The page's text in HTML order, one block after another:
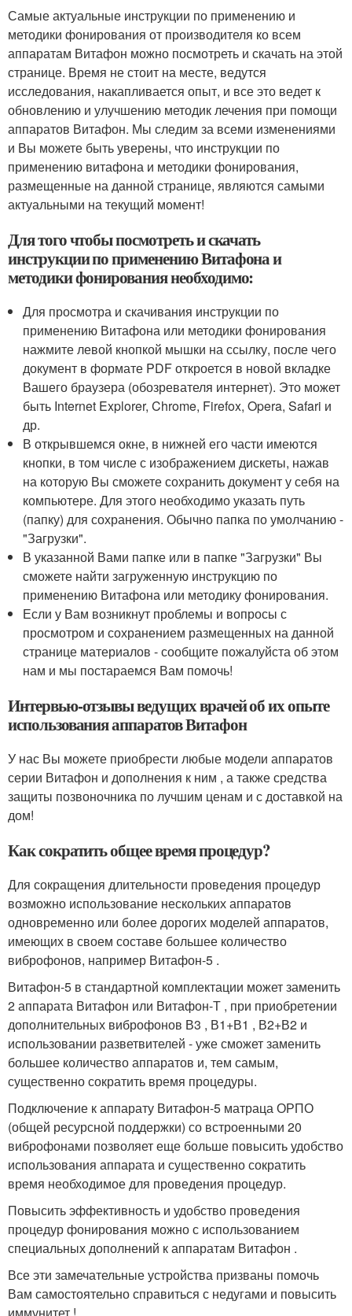
Самые актуальные инструкции по применению и
методики фонирования от производителя ко всем
аппаратам Витафон можно посмотреть и скачать на этой
странице. Время не стоит на месте, ведутся
исследования, накапливается опыт, и все это ведет к
обновлению и улучшению методик лечения при помощи
аппаратов Витафон. Мы следим за всеми изменениями
и Вы можете быть уверены, что инструкции по
применению витафона и методики фонирования,
размещенные на данной странице, являются самыми
актуальными на текущий момент!
Для того чтобы посмотреть и скачать
инструкции по применению Витафона и
методики фонирования необходимо:
Для просмотра и скачивания инструкции по
применению Витафона или методики фонирования
нажмите левой кнопкой мышки на ссылку, после чего
документ в формате PDF откроется в новой вкладке
Вашего браузера (обозревателя интернет). Это может
быть Internet Explorer, Chrome, Firefox, Opera, Safari и
др.
В открывшемся окне, в нижней его части имеются
кнопки, в том числе с изображением дискеты, нажав
на которую Вы сможете сохранить документ у себя на
компьютере. Для этого необходимо указать путь
(папку) для сохранения. Обычно папка по умолчанию -
"Загрузки".
В указанной Вами папке или в папке "Загрузки" Вы
сможете найти загруженную инструкцию по
применению Витафона или методику фонирования.
Если у Вам возникнут проблемы и вопросы с
просмотром и сохранением размещенных на данной
странице материалов - сообщите пожалуйста об этом
нам и мы постараемся Вам помочь!
Интервью-отзывы ведущих врачей об их опыте
использования аппаратов Витафон
У нас Вы можете приобрести любые модели аппаратов
серии Витафон и дополнения к ним , а также средства
защиты позвоночника по лучшим ценам и с доставкой на
дом!
Как сократить общее время процедур?
Для сокращения длительности проведения процедур
возможно использование нескольких аппаратов
одновременно или более дорогих моделей аппаратов,
имеющих в своем составе большее количество
виброфонов, например Витафон-5 .
Витафон-5 в стандартной комплектации может заменить
2 аппарата Витафон или Витафон-Т , при приобретении
дополнительных виброфонов В3 , В1+В1 , В2+В2 и
использовании разветвителей - уже сможет заменить
большее количество аппаратов и, тем самым,
существенно сократить время процедуры.
Подключение к аппарату Витафон-5 матраца ОРПО
(общей ресурсной поддержки) со встроенными 20
виброфонами позволяет еще больше повысить удобство
использования аппарата и существенно сократить
время необходимое для проведения процедур.
Повысить эффективность и удобство проведения
процедур фонирования можно с использованием
специальных дополнений к аппаратам Витафон .
Все эти замечательные устройства призваны помочь
Вам самостоятельно справиться с недугами и повысить